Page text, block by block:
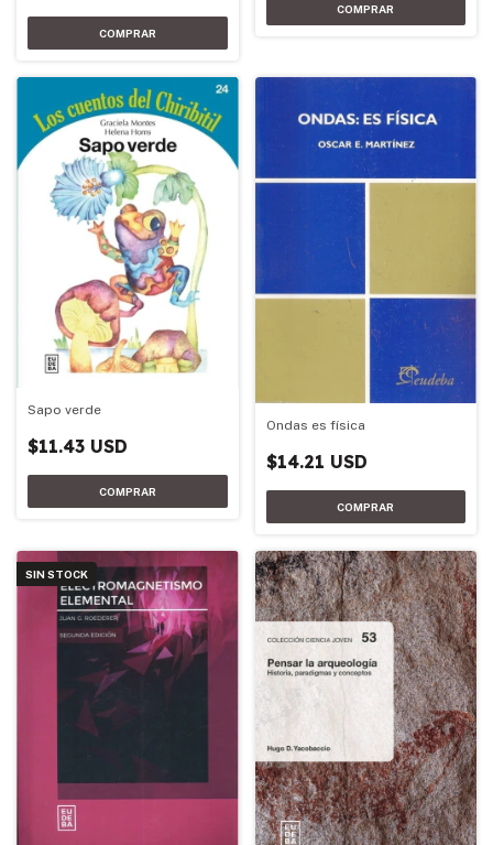
Sapo verde
$11.43 USD
Ondas es física
$14.21 USD
SIN STOCK